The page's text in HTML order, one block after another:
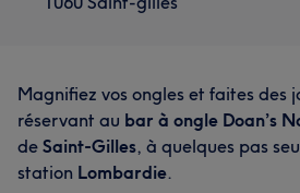
Magnifiez vos ongles et faites des
réservant au bar à ongle Doan’s
de Saint-Gilles, à quelques pas
station Lombardie.